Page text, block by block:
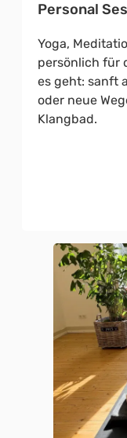
Personal
Yoga,
persönlich für
es geht: sanft
oder neue
Klangbad.